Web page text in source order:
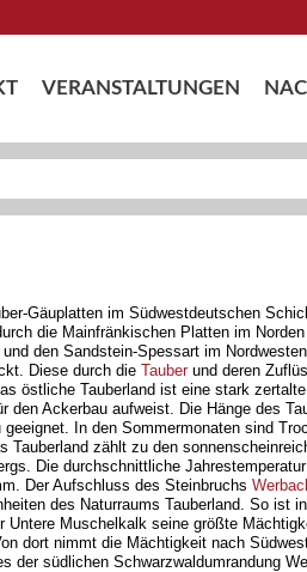
VERANSTALTUNGEN
Gäuplatten im Südwestdeutschen
die Mainfränkischen Platten im
den Sandstein-Spessart im
Diese durch die Tauberund deren
östliche Tauberland ist eine stark
den Ackerbau aufweist. Die Hänge des
In den Sommermonaten sind
zählt zu den
Die durchschnittliche
Der Aufschluss des Steinbruchs
des Naturraums Tauberland. So ist
Muschelkalk seine größte
dort nimmt die Mächtigkeit nach
der südlichen Schwarzwaldumrandung